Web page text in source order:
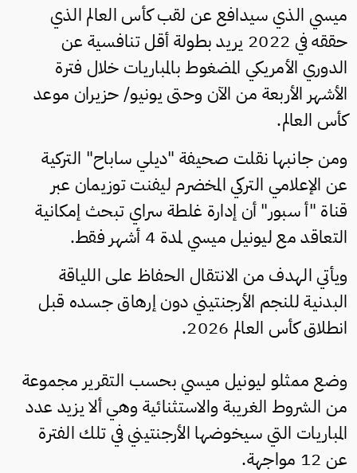
ميسي الذي سيدافع عن لقب كأس العالم الذي
حققه في 2022 يريد بطولة أقل تنافسية عن
الدوري الأمريكي المضغوط بالمباريات خلال فترة
الأشهر الأربعة من الآن وحتى يونيو/ حزيران موعد
كأس العالم.
ومن جانبها نقلت صحيفة "ديلي ساباح" التركية
عن الإعلامي التركي المخضرم ليفنت توزيمان عبر
قناة "أ سبور" أن إدارة غلطة سراي تبحث إمكانية
التعاقد مع ليونيل ميسي لمدة 4 أشهر فقط.
ويأتي الهدف من الانتقال الحفاظ على اللياقة
البدنية للنجم الأرجنتيني دون إرهاق جسده قبل
انطلاق كأس العالم 2026.
وضع ممثلو ليونيل ميسي بحسب التقرير مجموعة
من الشروط الغريبة والاستثنائية وهي ألا يزيد عدد
المباريات التي سيخوضها الأرجنتيني في تلك الفترة
عن 12 مواجهة.